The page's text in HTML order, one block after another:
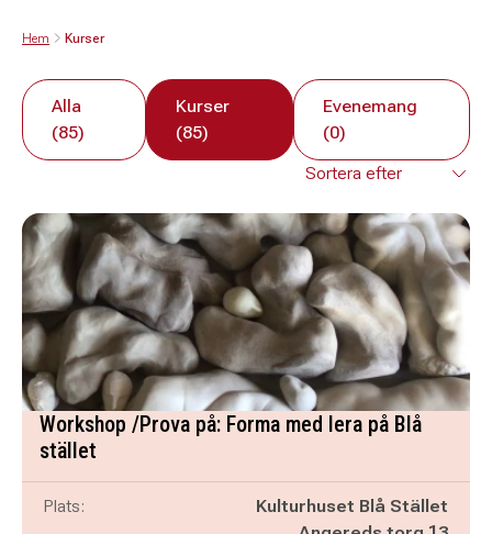
Hem Kurser
Alla
(85)
Kurser
(85)
Evenemang
(0)
Workshop /Prova på: Forma med lera på Blå
stället
Plats:
Kulturhuset Blå Stället